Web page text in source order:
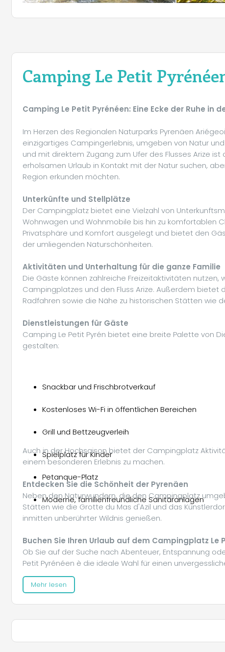
Camping Le Petit
Camping Le Petit Pyrénéen: Eine Ecke der Ruhe in
Im Herzen des Regionalen Naturparks Pyrenäen
einzigartiges Campingerlebnis, umgeben von Natur
und mit direktem Zugang zum Ufer des Flusses Arize
erholsamen Urlaub in Kontakt mit der Natur suchen,
Region erkunden möchten.
Unterkünfte und Stellplätze
Der Campingplatz bietet eine Vielzahl von
Wohnwagen und Wohnmobile bis hin zu komfortablen
Privatsphäre und Komfort ausgelegt und bietet den
der umliegenden Naturschönheiten.
Aktivitäten und Unterhaltung für die ganze Familie
Die Gäste können zahlreiche Freizeitaktivitäten
Campingplatzes und den Fluss Arize. Außerdem bietet
Radfahren sowie die Nähe zu historischen Stätten wie
Dienstleistungen für Gäste
Camping Le Petit Pyrén bietet eine breite Palette von
gestalten:
Snackbar und Frischbrotverkauf
Kostenloses Wi-Fi in öffentlichen Bereichen
Grill und Bettzeugverleih
Spielplatz für Kinder
Petanque-Platz
Moderne, familienfreundliche Sanitäranlagen
Auch in der Hochsaison bietet der Campingplatz
einem besonderen Erlebnis zu machen.
Entdecken Sie die Schönheit der Pyrenäen
Neben den Naturwundern, die den Campingplatz
Stätten wie die Grotte du Mas d'Azil und das
inmitten unberührter Wildnis genießen.
Buchen Sie Ihren Urlaub auf dem Campingplatz Le
Ob Sie auf der Suche nach Abenteuer, Entspannung
Petit Pyrénéen è die ideale Wahl für einen
Mehr lesen